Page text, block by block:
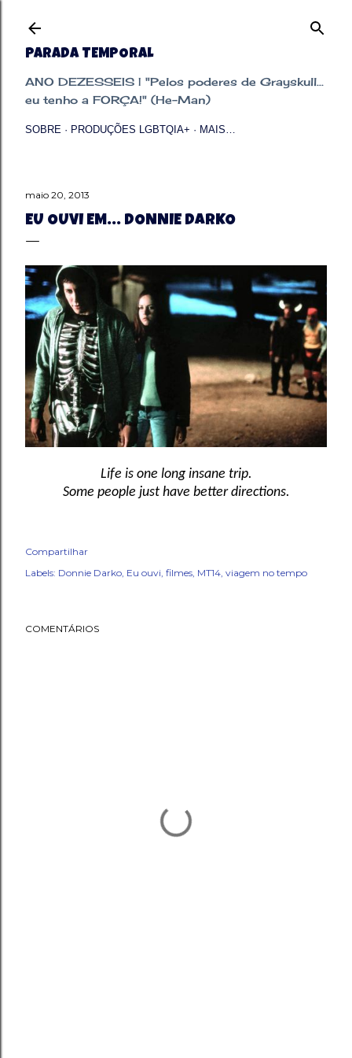
PARADA TEMPORAL
ANO DEZESSEIS | "Pelos poderes de Grayskull...
eu tenho a FORÇA!" (He-Man)
SOBRE PRODUÇÕES LGBTQIA+ MAIS…
maio 20, 2013
EU OUVI EM... DONNIE DARKO
Life is one long insane trip.
Some people just have better directions.
Compartilhar
Labels: Donnie Darko Eu ouvi filmes MT14 viagem no tempo
COMENTÁRIOS